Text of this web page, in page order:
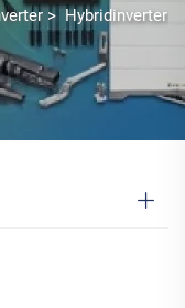
> Hybridinverter